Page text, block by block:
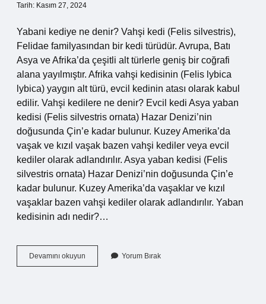
Tarih: Kasım 27, 2024
Yabani kediye ne denir? Vahşi kedi (Felis silvestris),
Felidae familyasından bir kedi türüdür. Avrupa, Batı
Asya ve Afrika’da çeşitli alt türlerle geniş bir coğrafi
alana yayılmıştır. Afrika vahşi kedisinin (Felis lybica
lybica) yaygın alt türü, evcil kedinin atası olarak kabul
edilir. Vahşi kedilere ne denir? Evcil kedi Asya yaban
kedisi (Felis silvestris ornata) Hazar Denizi’nin
doğusunda Çin’e kadar bulunur. Kuzey Amerika’da
vaşak ve kızıl vaşak bazen vahşi kediler veya evcil
kediler olarak adlandırılır. Asya yaban kedisi (Felis
silvestris ornata) Hazar Denizi’nin doğusunda Çin’e
kadar bulunur. Kuzey Amerika’da vaşaklar ve kızıl
vaşaklar bazen vahşi kediler olarak adlandırılır. Yaban
kedisinin adı nedir?…
Devamını okuyun
Kedilere
Yorum Bırak